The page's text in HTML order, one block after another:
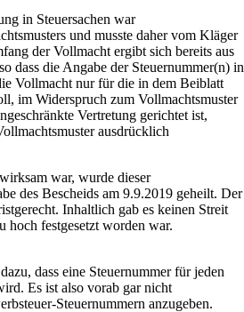
in Steuersachen war
und musste daher vom Kläger
der Vollmacht ergibt sich bereits aus
dass die Angabe der Steuernummer(n) in
Vollmacht nur für die in dem Beiblatt
im Widerspruch zum Vollmachtsmuster
Vertretung gerichtet ist,
ausdrücklich
war, wurde dieser
des Bescheids am 9.9.2019 geheilt. Der
Inhaltlich gab es keinen Streit
hoch festgesetzt worden war.
dass eine Steuernummer für jeden
Es ist also vorab gar nicht
Steuernummern anzugeben.